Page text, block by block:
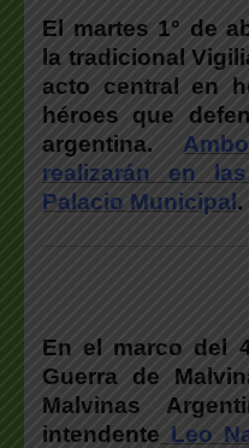
El martes 1° de
la tradicional
acto central en
héroes que
argentina.
realizarán en
Palacio Municipal.
En el marco del
Guerra de
Malvinas
intendente Leo